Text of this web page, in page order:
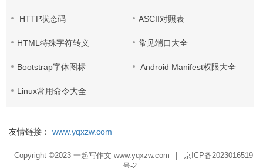
HTTP状态码 ASCII对照表
HTML特殊字符转义 常见端口大全
Bootstrap字体图标 Android Manifest权限大全
Linux常用命令大全
友情链接： www.yqxzw.com
Copyright ©2023 一起写作文 www.yqxzw.com
京ICP备2023016519
号-2